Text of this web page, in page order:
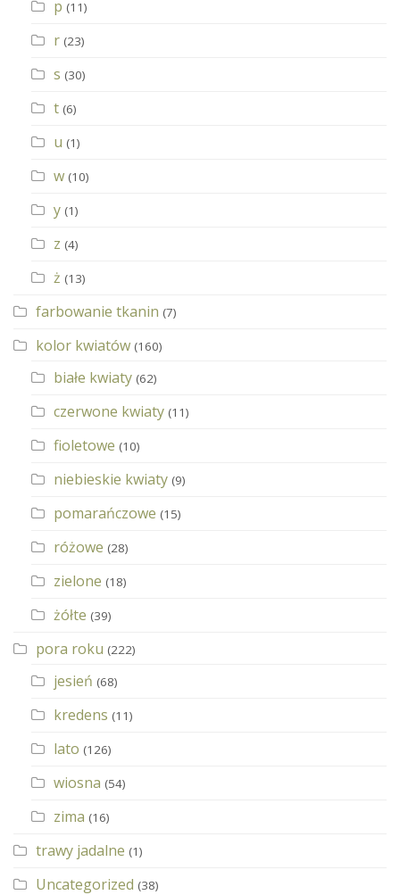
p (11)
r (23)
s (30)
t (6)
u (1)
w (10)
y (1)
z (4)
ż (13)
farbowanie tkanin (7)
kolor kwiatów (160)
białe kwiaty (62)
czerwone kwiaty (11)
fioletowe (10)
niebieskie kwiaty (9)
pomarańczowe (15)
różowe (28)
zielone (18)
żółte (39)
pora roku (222)
jesień (68)
kredens (11)
lato (126)
wiosna (54)
zima (16)
trawy jadalne (1)
Uncategorized (38)